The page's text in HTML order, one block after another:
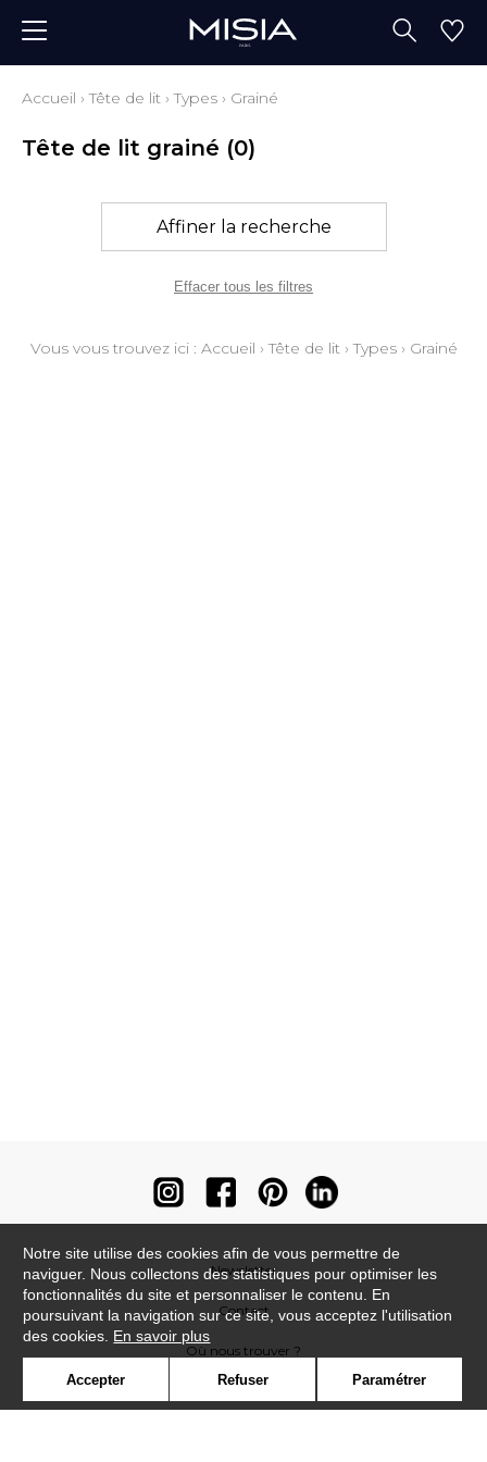
Accueil ›Tête de lit ›Types › Grainé
Tête de lit grainé (0)
Affiner la recherche
Effacer tous les filtres
Vous vous trouvez ici : Accueil ›Tête de lit›Types› Grainé
Newsletter
Contact
Où nous trouver ?
Notre site utilise des cookies afin de vous permettre de
naviguer. Nous collectons des statistiques pour optimiser les
fonctionnalités du site et personnaliser le contenu. En
poursuivant la navigation sur ce site, vous acceptez l'utilisation
des cookies. En savoir plus
Accepter Refuser Paramétrer